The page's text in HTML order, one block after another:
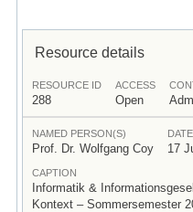
Resource details
RESOURCE ID
288
ACCESS
Open
NAMED PERSON(S)
Prof. Dr. Wolfgang Coy
DATE
17
CAPTION
Informatik &
Kontext – Sommersemester